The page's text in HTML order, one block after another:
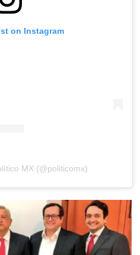
on Instagram
MX (@politicomx)